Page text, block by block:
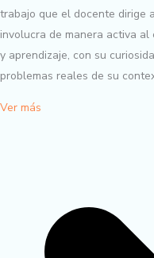
trabajo que el docente dirige
involucra de manera activa
y aprendizaje, con su
problemas reales de su
Ver más